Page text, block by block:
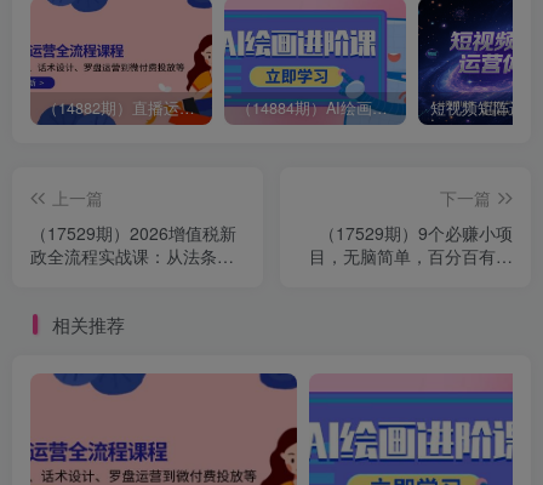
（14882期）直播运营全流程课程-5月更新：从起号、话术设计、罗盘运营到微付费投放等 （14884期）AI绘画进阶课，涵盖电商摄影等多领域，PS操作与AI工具使用全面教学
上一篇
（17529期）2026增值税新
政全流程实战课：从法条拆
下一篇
（17529期）9个必赚小项
目，无脑简单，百分百有利
相关推荐